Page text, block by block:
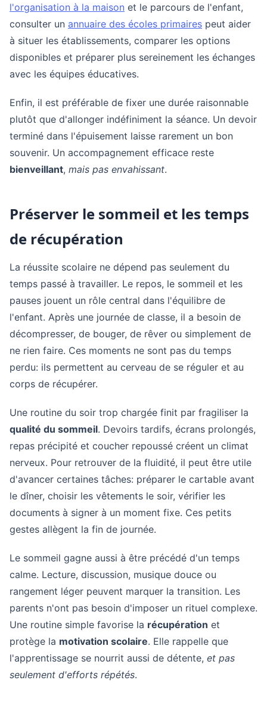
l'organisation à la maison et le parcours de l'enfant,
consulter un annuaire des écoles primaires peut aider
à situer les établissements, comparer les options
disponibles et préparer plus sereinement les échanges
avec les équipes éducatives.
Enfin, il est préférable de fixer une durée raisonnable
plutôt que d'allonger indéfiniment la séance. Un devoir
terminé dans l'épuisement laisse rarement un bon
souvenir. Un accompagnement efficace reste
bienveillant, mais pas envahissant.
Préserver le sommeil et les temps
de récupération
La réussite scolaire ne dépend pas seulement du
temps passé à travailler. Le repos, le sommeil et les
pauses jouent un rôle central dans l'équilibre de
l'enfant. Après une journée de classe, il a besoin de
décompresser, de bouger, de rêver ou simplement de
ne rien faire. Ces moments ne sont pas du temps
perdu: ils permettent au cerveau de se réguler et au
corps de récupérer.
Une routine du soir trop chargée finit par fragiliser la
qualité du sommeil. Devoirs tardifs, écrans prolongés,
repas précipité et coucher repoussé créent un climat
nerveux. Pour retrouver de la fluidité, il peut être utile
d'avancer certaines tâches: préparer le cartable avant
le dîner, choisir les vêtements le soir, vérifier les
documents à signer à un moment fixe. Ces petits
gestes allègent la fin de journée.
Le sommeil gagne aussi à être précédé d'un temps
calme. Lecture, discussion, musique douce ou
rangement léger peuvent marquer la transition. Les
parents n'ont pas besoin d'imposer un rituel complexe.
Une routine simple favorise la récupération et
protège la motivation scolaire. Elle rappelle que
l'apprentissage se nourrit aussi de détente, et pas
seulement d'efforts répétés.